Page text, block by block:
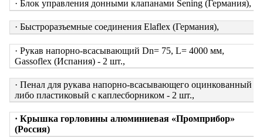
· Блок управления донными клапанами Sening (Германия),
· Быстроразъемные соединения Elaflex (Германия),
· Рукав напорно-всасывающий Dn= 75, L= 4000 мм,
Gassoflex (Испания) - 2 шт.,
· Пенал для рукава напорно-всасывающего оцинкованный
либо пластиковый с каплесборником - 2 шт.,
· Крышка горловины алюминиевая «Промприбор»
(Россия)